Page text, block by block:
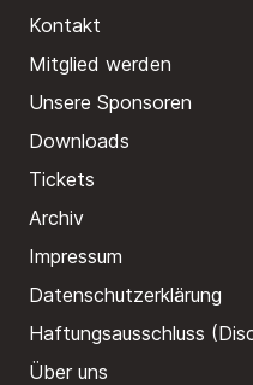
Kontakt
Mitglied werden
Unsere Sponsoren
Downloads
Tickets
Archiv
Impressum
Datenschutzerklärung
Haftungsausschluss
Über uns